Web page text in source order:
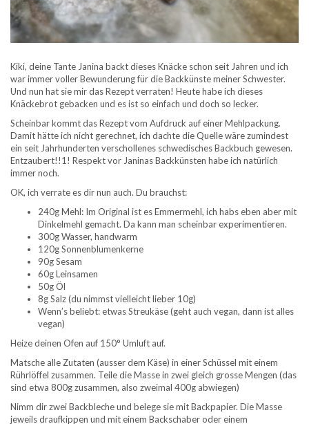
Kiki, deine Tante Janina backt dieses Knäcke schon seit Jahren und ich
war immer voller Bewunderung für die Backkünste meiner Schwester.
Und nun hat sie mir das Rezept verraten! Heute habe ich dieses
Knäckebrot gebacken und es ist so einfach und doch so lecker.
Scheinbar kommt das Rezept vom Aufdruck auf einer Mehlpackung.
Damit hätte ich nicht gerechnet, ich dachte die Quelle wäre zumindest
ein seit Jahrhunderten verschollenes schwedisches Backbuch gewesen.
Entzaubert!!1! Respekt vor Janinas Backkünsten habe ich natürlich
immer noch.
OK, ich verrate es dir nun auch. Du brauchst:
240g Mehl: Im Original ist es Emmermehl, ich habs eben aber mit
Dinkelmehl gemacht. Da kann man scheinbar experimentieren.
300g Wasser, handwarm
120g Sonnenblumenkerne
90g Sesam
60g Leinsamen
50g Öl
8g Salz (du nimmst vielleicht lieber 10g)
Wenn’s beliebt: etwas Streukäse (geht auch vegan, dann ist alles
vegan)
Heize deinen Ofen auf 150° Umluft auf.
Matsche alle Zutaten (ausser dem Käse) in einer Schüssel mit einem
Rührlöffel zusammen. Teile die Masse in zwei gleich grosse Mengen (das
sind etwa 800g zusammen, also zweimal 400g abwiegen)
Nimm dir zwei Backbleche und belege sie mit Backpapier. Die Masse
jeweils draufkippen und mit einem Backschaber oder einem